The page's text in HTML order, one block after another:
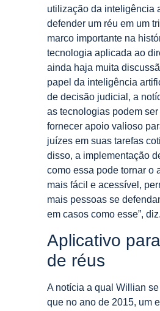
utilização da inteligência
defender um réu em um
marco importante na
tecnologia aplicada ao
ainda haja muita
papel da inteligência
de decisão judicial, a
as tecnologias podem
fornecer apoio valioso
juízes em suas tarefas
disso, a implementação
como essa pode tornar o
mais fácil e acessível,
mais pessoas se
em casos como esse”, diz.
Aplicativo
de réus
A notícia a qual Willian
que no ano de 2015, um